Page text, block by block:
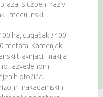
Službeni naziv
i medulinski
ha, dugačak 3400
metara. Kamenjak
travnjaci, makija i
razvedenom
otočića.
makadamskih